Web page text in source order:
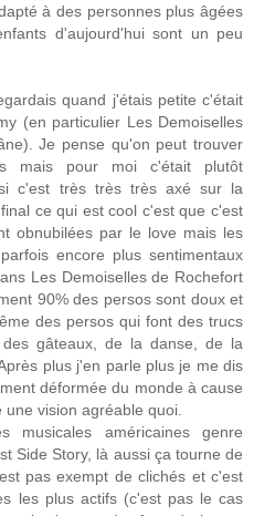
à des personnes plus âgées
d'aujourd'hui sont un peu
quand j'étais petite c'était
(en particulier Les Demoiselles
Je pense qu'on peut trouver
mais pour moi c'était plutôt
c'est très très très axé sur la
ce qui est cool c'est que c'est
obnubilées par le love mais les
encore plus sentimentaux
Les Demoiselles de Rochefort
90% des persos sont doux et
des persos qui font des trucs
gâteaux, de la danse, de la
plus j'en parle plus je me dis
déformée du monde à cause
vision agréable quoi.
musicales américaines genre
Side Story, là aussi ça tourne de
pas exempt de clichés et c'est
les plus actifs (c'est pas le cas